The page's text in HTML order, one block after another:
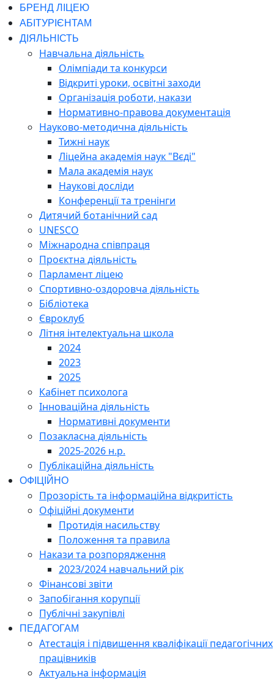
БРЕНД ЛІЦЕЮ
АБІТУРІЄНТАМ
ДІЯЛЬНІСТЬ
Навчальна діяльність
Олімпіади та конкурси
Відкриті уроки, освітні заходи
Організація роботи, накази
Нормативно-правова документація
Науково-методична діяльність
Тижні наук
Ліцейна академія наук "Вєді"
Мала академія наук
Наукові досліди
Конференції та тренінги
Дитячий ботанічний сад
UNESCO
Міжнародна співпраця
Проєктна діяльність
Парламент ліцею
Спортивно-оздоровча діяльність
Бібліотека
Євроклуб
Літня інтелектуальна школа
2024
2023
2025
Кабінет психолога
Інноваційна діяльність
Нормативні документи
Позакласна діяльність
2025-2026 н.р.
Публікаційна діяльність
ОФІЦІЙНО
Прозорість та інформаційна відкритість
Офіційні документи
Протидія насильству
Положення та правила
Накази та розпорядження
2023/2024 навчальний рік
Фінансові звіти
Запобігання корупції
Публічні закупівлі
ПЕДАГОГАМ
Атестація і підвишення кваліфікації педагогічних
працівників
Актуальна інформація